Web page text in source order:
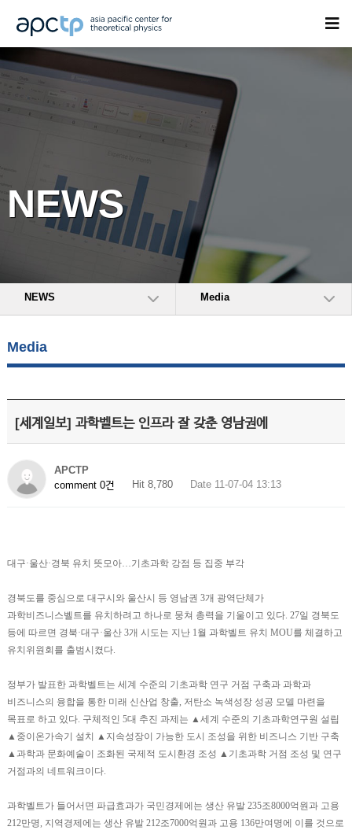
NEWS
NEWS Media
Media
[세계일보] 과학벨트는 인프라 잘 갖춘 영남권에
APCTP
comment 0건
Hit 8,780 Date 11-07-04 13:13
대구·울산·경북 유치 뜻모아…기초과학 강점 등 집중 부각
경북도를 중심으로 대구시와 울산시 등 영남권 3개 광역단체가
과학비즈니스벨트를 유치하려고 하나로 뭉쳐 총력을 기울이고 있다. 27일 경북도
등에 따르면 경북·대구·울산 3개 시도는 지난 1월 과학벨트 유치 MOU를 체결하고
유치위원회를 출범시켰다.
정부가 발표한 과학벨트는 세계 수준의 기초과학 연구 거점 구축과 과학과
비즈니스의 융합을 통한 미래 신산업 창출, 저탄소 녹색성장 성공 모델 마련을
목표로 하고 있다. 구체적인 5대 추진 과제는 ▲세계 수준의 기초과학연구원 설립
▲중이온가속기 설치 ▲지속성장이 가능한 도시 조성을 위한 비즈니스 기반 구축
▲과학과 문화예술이 조화된 국제적 도시환경 조성 ▲기초과학 거점 조성 및 연구
거점과의 네트워크이다.
과학벨트가 들어서면 파급효과가 국민경제에는 생산 유발 235조8000억원과 고용
212만명, 지역경제에는 생산 유발 212조7000억원과 고용 136만여명에 이를 것으로